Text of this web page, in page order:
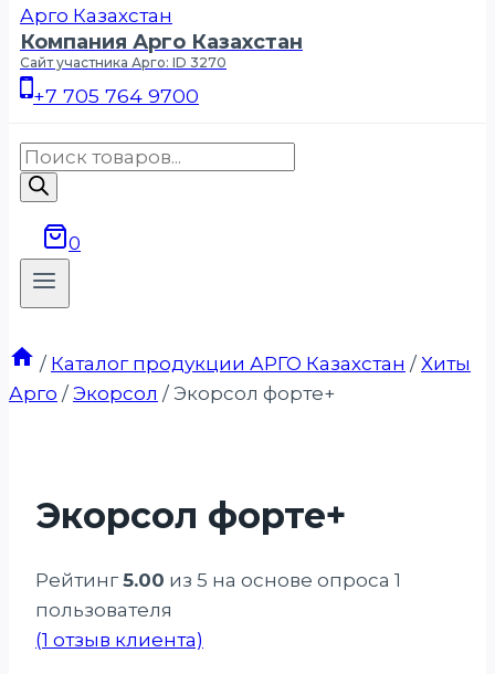
Компания Арго Казахстан
Сайт участника Арго: ID 3270
+7 705 764 9700
0
/ Каталог продукции АРГО Казахстан / Хиты
Арго / Экорсол / Экорсол форте+
Экорсол форте+
Рейтинг5.00 из 5 на основе опроса 1
пользователя
(1 отзыв клиента)